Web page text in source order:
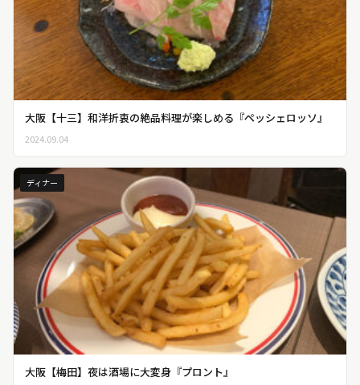
大阪【十三】和洋折衷の絶品料理が楽しめる『ペッシェロッソ』
2024.09.04
ディナー
大阪【梅田】夜は酒場に大変身『プロント』